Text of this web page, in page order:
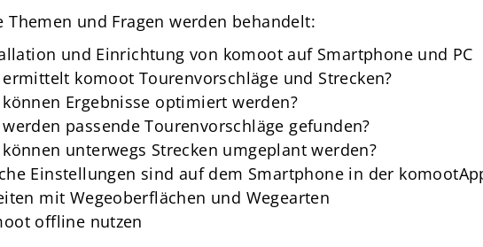
Themen und Fragen werden behandelt:
und Einrichtung von komoot auf Smartphone und PC
komoot Tourenvorschläge und Strecken?
Ergebnisse optimiert werden?
passende Tourenvorschläge gefunden?
unterwegs Strecken umgeplant werden?
Einstellungen sind auf dem Smartphone in der
mit Wegeoberflächen und Wegearten
offline nutzen
Unser Verein
News
Über Uns
Sportangebote